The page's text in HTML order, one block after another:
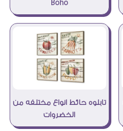
Boho
تابلوه حائط انواع مختلفه من
الخضروات